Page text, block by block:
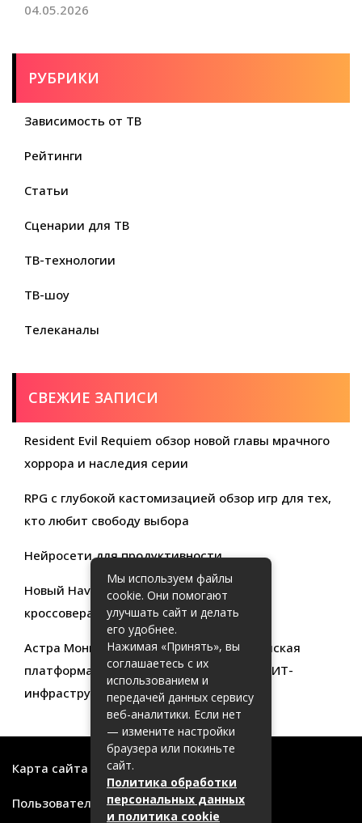
04.05.2026
РУБРИКИ
Зависимость от ТВ
Рейтинги
Статьи
Сценарии для ТВ
ТВ-технологии
ТВ-шоу
Телеканалы
СВЕЖИЕ ЗАПИСИ
Resident Evil Requiem обзор новой главы мрачного
хоррора и наследия серии
RPG с глубокой кастомизацией обзор игр для тех,
кто любит свободу выбора
Нейросети для продуктивности
Новый Haval Jolion: обзор современного
кроссовера для активной жизни
Астра Мониторинг: Современная российская
платформа для эффективного контроля ИТ-
инфраструктуры
Карта сайта
Пользовательское соглашение
Мы используем файлы
cookie. Они помогают
улучшать сайт и делать
его удобнее.
Нажимая «Принять», вы
соглашаетесь с их
использованием и
передачей данных сервису
веб-аналитики. Если нет
— измените настройки
браузера или покиньте
сайт.
Политика обработки
персональных данных
и политика cookie